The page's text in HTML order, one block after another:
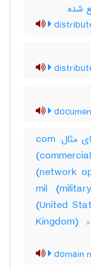
شده
سیستم نام حوزه ، نام برای دامین برای مثال: com
(network
mil
(United
Kingdom)
domain